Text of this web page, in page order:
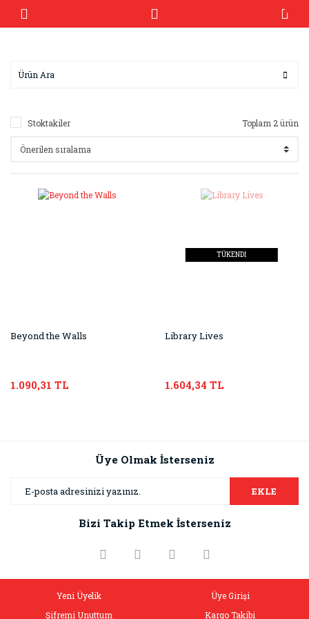
Stoktakiler Toplam 2 ürün
Beyond the Walls
1.090,31 TL
TÜKENDİ
Library Lives
1.604,34 TL
Üye Olmak İsterseniz
EKLE
Bizi Takip Etmek İsterseniz
Yeni Üyelik
Üye Girişi
Şifremi Unuttum
Kargo Takibi